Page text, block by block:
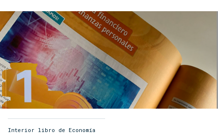
Interior libro de Economía